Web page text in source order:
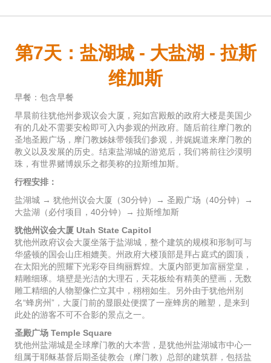
第7天：盐湖城 - 大盐湖 - 拉斯
维加斯
早餐：包含早餐
早晨前往犹他州参观议会大厦，宛如宫殿般的政府大楼是美国少
有的几处不需要安检即可入内参观的州政府。随后前往摩门教的
圣地圣殿广场，摩门教姊妹带领我们参观，并娓娓道来摩门教的
教义以及发展的历史。结束盐湖城的游览后，我们将前往沙漠明
珠，有世界赌博娱乐之都美称的拉斯维加斯。
行程安排：
盐湖城 → 犹他州议会大厦（30分钟）→ 圣殿广场（40分钟）→
大盐湖（必付项目，40分钟）→ 拉斯维加斯
犹他州议会大厦 Utah State Capitol
犹他州政府议会大厦坐落于盐湖城，整个建筑的规模和形制可与
华盛顿的国会山庄相媲美。州政府大楼顶部是拜占庭式的圆顶，
在太阳光的照耀下光彩夺目绚丽辉煌。大厦内部更加富丽堂皇，
精雕细琢。墙壁是光洁的大理石，天花板绘有精美的壁画，无数
雕工精细的人物塑像伫立其中，栩栩如生。另外由于犹他州别
名“蜂房州”，大厦门前的显眼处便摆了一座蜂房的雕塑，是来到
此处的游客不可不合影的景点之一。
圣殿广场 Temple Square
犹他州盐湖城是全球摩门教的大本营，是犹他州盐湖城市中心一
组属于耶稣基督后期圣徒教会（摩门教）总部的建筑群，包括盐